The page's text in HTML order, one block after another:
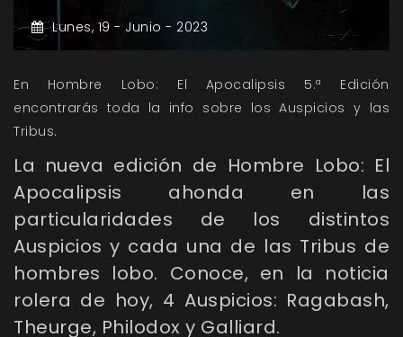
Lunes, 19 - Junio - 2023
En Hombre Lobo: El Apocalipsis 5.ª Edición
encontrarás toda la info sobre los Auspicios y las
Tribus.
La nueva edición de Hombre Lobo: El
Apocalipsis ahonda en las
particularidades de los distintos
Auspicios y cada una de las Tribus de
hombres lobo. Conoce, en la noticia
rolera de hoy, 4 Auspicios: Ragabash,
Theurge, Philodox y Galliard.